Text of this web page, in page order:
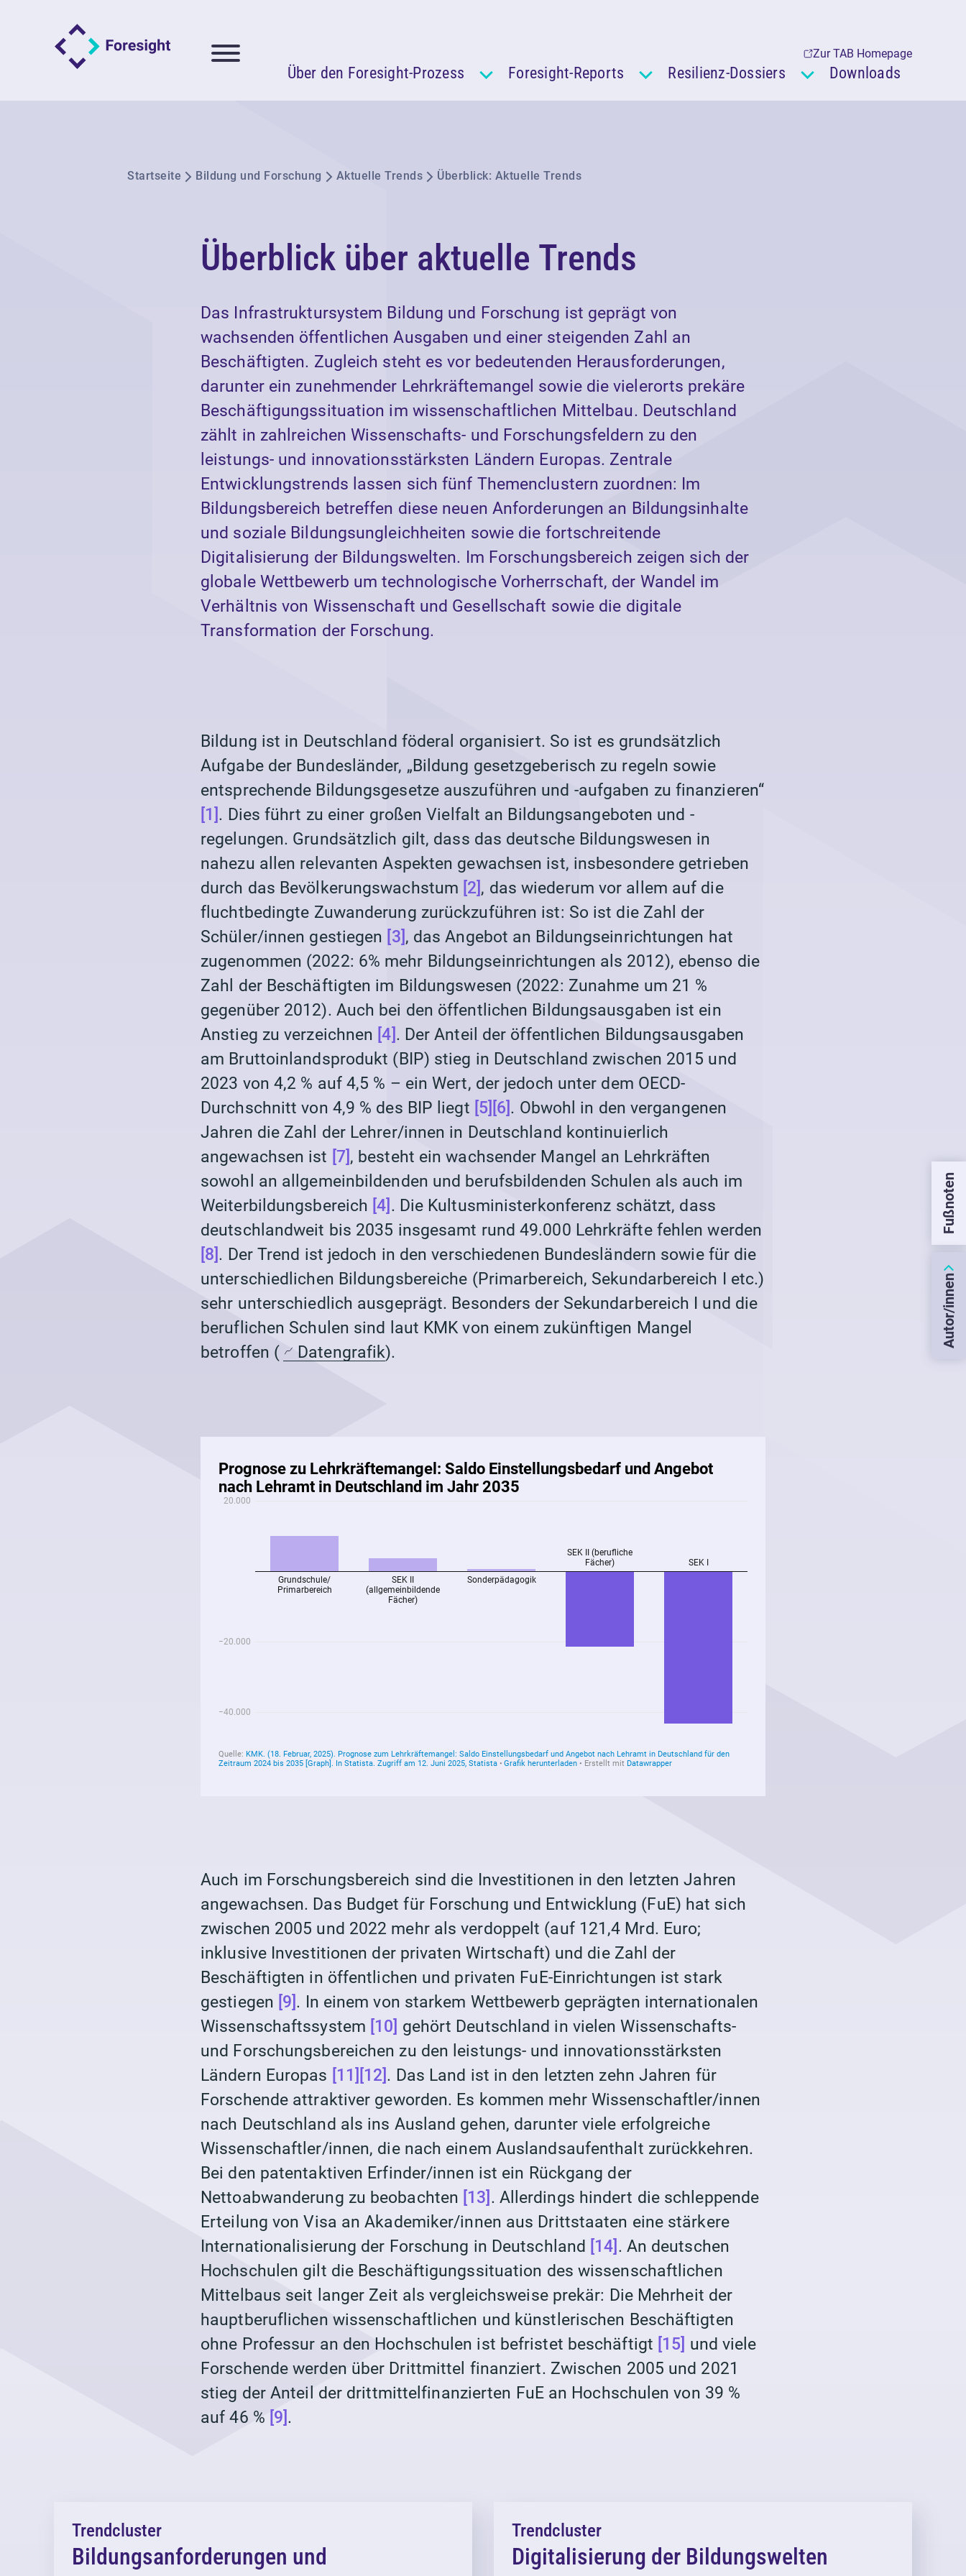
Zur TAB Homepage
Über den Foresight-Prozess Foresight-Reports Resilienz-Dossiers Downloads
Startseite Bildung und Forschung Aktuelle Trends Überblick: Aktuelle Trends
Überblick über aktuelle Trends
Das Infrastruktursystem Bildung und Forschung ist geprägt von
wachsenden öffentlichen Ausgaben und einer steigenden Zahl an
Beschäftigten. Zugleich steht es vor bedeutenden Herausforderungen,
darunter ein zunehmender Lehrkräftemangel sowie die vielerorts prekäre
Beschäftigungssituation im wissenschaftlichen Mittelbau. Deutschland
zählt in zahlreichen Wissenschafts- und Forschungsfeldern zu den
leistungs- und innovationsstärksten Ländern Europas. Zentrale
Entwicklungstrends lassen sich fünf Themenclustern zuordnen: Im
Bildungsbereich betreffen diese neuen Anforderungen an Bildungsinhalte
und soziale Bildungsungleichheiten sowie die fortschreitende
Digitalisierung der Bildungswelten. Im Forschungsbereich zeigen sich der
globale Wettbewerb um technologische Vorherrschaft, der Wandel im
Verhältnis von Wissenschaft und Gesellschaft sowie die digitale
Transformation der Forschung.
Bildung ist in Deutschland föderal organisiert. So ist es grundsätzlich
Aufgabe der Bundesländer, „Bildung gesetzgeberisch zu regeln sowie
entsprechende Bildungsgesetze auszuführen und -aufgaben zu finanzieren“
[1] . Dies führt zu einer großen Vielfalt an Bildungsangeboten und -
regelungen. Grundsätzlich gilt, dass das deutsche Bildungswesen in
nahezu allen relevanten Aspekten gewachsen ist, insbesondere getrieben
durch das Bevölkerungswachstum [2] , das wiederum vor allem auf die
fluchtbedingte Zuwanderung zurückzuführen ist: So ist die Zahl der
Schüler/innen gestiegen [3] , das Angebot an Bildungseinrichtungen hat
zugenommen (2022: 6% mehr Bildungseinrichtungen als 2012), ebenso die
Zahl der Beschäftigten im Bildungswesen (2022: Zunahme um 21 %
gegenüber 2012). Auch bei den öffentlichen Bildungsausgaben ist ein
Anstieg zu verzeichnen [4] . Der Anteil der öffentlichen Bildungsausgaben
am Bruttoinlandsprodukt (BIP) stieg in Deutschland zwischen 2015 und
2023 von 4,2 % auf 4,5 % – ein Wert, der jedoch unter dem OECD-
Durchschnitt von 4,9 % des BIP liegt [5] [6] . Obwohl in den vergangenen
Jahren die Zahl der Lehrer/innen in Deutschland kontinuierlich
angewachsen ist [7] , besteht ein wachsender Mangel an Lehrkräften
sowohl an allgemeinbildenden und berufsbildenden Schulen als auch im
Weiterbildungsbereich [4] . Die Kultusministerkonferenz schätzt, dass
deutschlandweit bis 2035 insgesamt rund 49.000 Lehrkräfte fehlen werden
[8] . Der Trend ist jedoch in den verschiedenen Bundesländern sowie für die
unterschiedlichen Bildungsbereiche (Primarbereich, Sekundarbereich I etc.)
sehr unterschiedlich ausgeprägt. Besonders der Sekundarbereich I und die
beruflichen Schulen sind laut KMK von einem zukünftigen Mangel
betroffen (
Datengrafik).
Auch im Forschungsbereich sind die Investitionen in den letzten Jahren
angewachsen. Das Budget für Forschung und Entwicklung (FuE) hat sich
zwischen 2005 und 2022 mehr als verdoppelt (auf 121,4 Mrd. Euro;
inklusive Investitionen der privaten Wirtschaft) und die Zahl der
Beschäftigten in öffentlichen und privaten FuE-Einrichtungen ist stark
gestiegen [9] . In einem von starkem Wettbewerb geprägten internationalen
Wissenschaftssystem [10] gehört Deutschland in vielen Wissenschafts-
und Forschungsbereichen zu den leistungs- und innovationsstärksten
Ländern Europas [11] [12] . Das Land ist in den letzten zehn Jahren für
Forschende attraktiver geworden. Es kommen mehr Wissenschaftler/innen
nach Deutschland als ins Ausland gehen, darunter viele erfolgreiche
Wissenschaftler/innen, die nach einem Auslandsaufenthalt zurückkehren.
Bei den patentaktiven Erfinder/innen ist ein Rückgang der
Nettoabwanderung zu beobachten [13] . Allerdings hindert die schleppende
Erteilung von Visa an Akademiker/innen aus Drittstaaten eine stärkere
Internationalisierung der Forschung in Deutschland
[14] . An deutschen
Hochschulen gilt die Beschäftigungssituation des wissenschaftlichen
Mittelbaus seit langer Zeit als vergleichsweise prekär: Die Mehrheit der
hauptberuflichen wissenschaftlichen und künstlerischen Beschäftigten
ohne Professur an den Hochschulen ist befristet beschäftigt [15] und viele
Forschende werden über Drittmittel finanziert. Zwischen 2005 und 2021
stieg der Anteil der drittmittelfinanzierten FuE an Hochschulen von 39 %
auf 46 % [9] .
Trendcluster
Bildungsanforderungen und
Trendcluster
Digitalisierung der Bildungswelten
Fußnoten
Autor/innen